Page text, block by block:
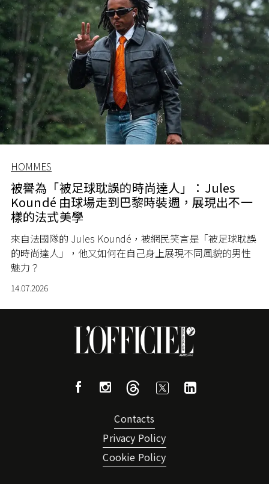
HOMMES
被譽為「被足球耽誤的時尚達人」：Jules
Koundé 由球場走到巴黎時裝週，展現出不一
樣的法式美學
來自法國隊的 Jules Koundé，被網民笑言是「被足球耽誤
的時尚達人」，他又如何在自己身上展現不同風貌的男性
魅力？
14.07.2026
Contacts
Privacy Policy
Cookie Policy